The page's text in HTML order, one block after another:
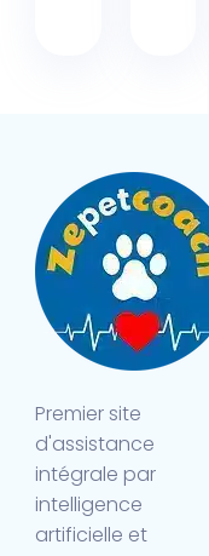
Premier site
d'assistance
intégrale par
intelligence
artificielle et